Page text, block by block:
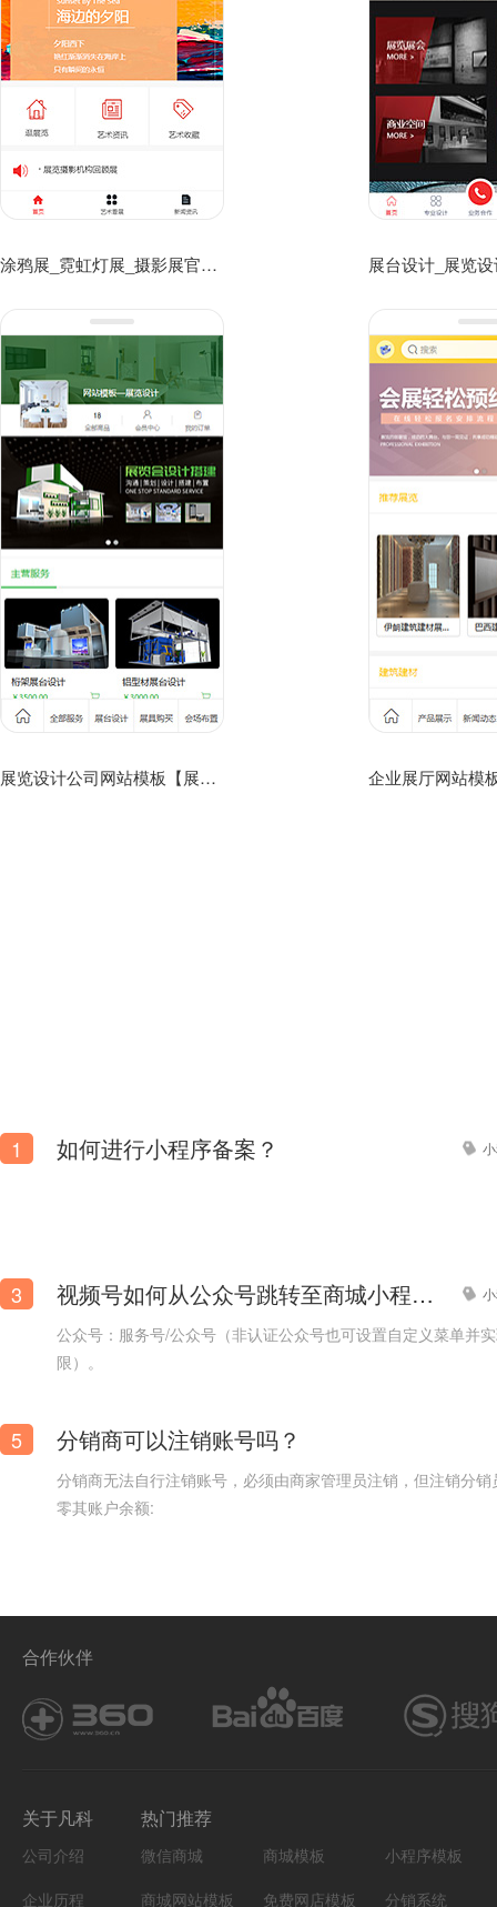
涂鸦展_霓虹灯展_摄影展官网宣传手机网站模板
展览设计公司网站模板【展览设计公司网站模板】
1 如何进行小程序备案？
3 视频号如何从公众号跳转至商城小程序？
公众号：服务号/公众号（非认证公众号也可设置自定义菜单并
限）。
5 分销商可以注销账号吗？
分销商无法自行注销账号，必须由商家管理员注销，但注销分销
零其账户余额:
合作伙伴
关于凡科
公司介绍
企业历程
热门推荐
微信商城 商城模板 小程序模板
商城网站模板 免费网店模板 分销系统